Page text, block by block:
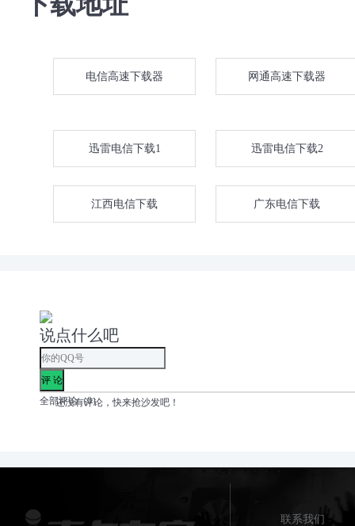
两个实例，一个用于 USB
+4/-10 按钮适用于调节线
支持 Direct Sound、
ProDriver™ 可在 Mac 和
现 Loop Back 功能。
与 MacOS 10.15 或以上
或以上版本兼容。
捆绑插件包括：Harrison
Processor人声强度处理器
播面板。
电信高速下载器 网通高速下载器
迅雷电信下载1 迅雷电信下载2
江西电信下载 广东电信下载
说点什么吧
全部评论（0）
还没有评论，快来抢沙发吧！
联系我们